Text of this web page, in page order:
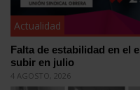
Actualidad
Falta de estabilidad en el
subir en julio
4 AGOSTO, 2026